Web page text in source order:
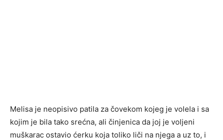
Melisa je neopisivo patila za čovekom kojeg je volela i sa
kojim je bila tako srećna, ali činjenica da joj je voljeni
muškarac ostavio ćerku koja toliko liči na njega a uz to, i